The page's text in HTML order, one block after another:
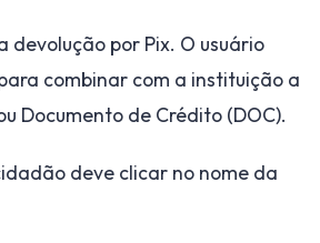
por Pix. O usuário
combinar com a instituição a
Documento de Crédito (DOC).
deve clicar no nome da